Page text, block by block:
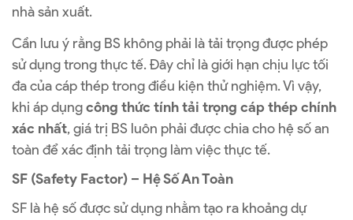
nhà sản xuất.
Cần lưu ý rằng BS không phải là tải trọng được phép
sử dụng trong thực tế. Đây chỉ là giới hạn chịu lực tối
đa của cáp thép trong điều kiện thử nghiệm. Vì vậy,
khi áp dụngcông thức tính tải trọng cáp thép chính
xác nhất, giá trị BS luôn phải được chia cho hệ số an
toàn để xác định tải trọng làm việc thực tế.
SF (Safety Factor) – Hệ Số An Toàn
SF là hệ số được sử dụng nhằm tạo ra khoảng dự